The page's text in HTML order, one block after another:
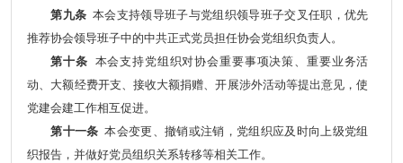
第九条 本会支持领导班子与党组织领导班子交叉任职，优先
推荐协会领导班子中的中共正式党员担任协会党组织负责人。
第十条 本会支持党组织对协会重要事项决策、重要业务活
动、大额经费开支、接收大额捐赠、开展涉外活动等提出意见，使
党建会建工作相互促进。
第十一条 本会变更、撤销或注销，党组织应及时向上级党组
织报告，并做好党员组织关系转移等相关工作。